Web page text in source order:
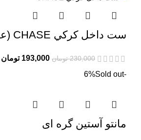
ست داخل كركي CHASE (عمده)
230,000 تومان قیمت
193,000 تومان
-6%
Sold out
مانتو آستین گره ای